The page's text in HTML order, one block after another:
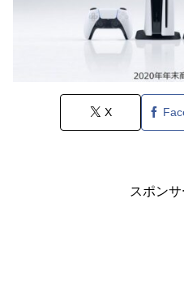
X
スポン